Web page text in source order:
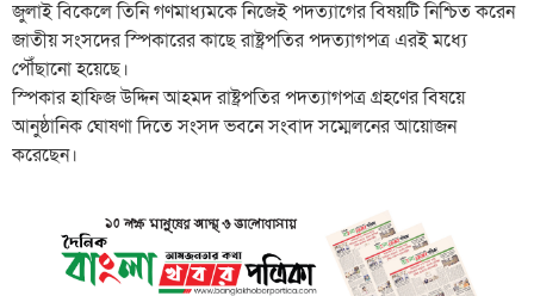
জুলাই বিকেলে তিনি গণমাধ্যমকে নিজেই পদত্যাগের বিষয়টি নিশ্চিত করেন
জাতীয় সংসদের স্পিকারের কাছে রাষ্ট্রপতির পদত্যাগপত্র এরই মধ্যে
পৌঁছানো হয়েছে।
স্পিকার হাফিজ উদ্দিন আহমদ রাষ্ট্রপতির পদত্যাগপত্র গ্রহণের বিষয়ে
আনুষ্ঠানিক ঘোষণা দিতে সংসদ ভবনে সংবাদ সম্মেলনের আয়োজন
করেছেন।